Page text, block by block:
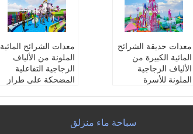
معدات الشرائح المائية
الملونة من الألياف
الزجاجية التفاعلية
المضحكة على طراز
اللون:
معدات حديقة الشرائح
المائية الكبيرة من
الألياف الزجاجية
الملونة للأسرة
زاهى الألوانسباحة ماء منزلق